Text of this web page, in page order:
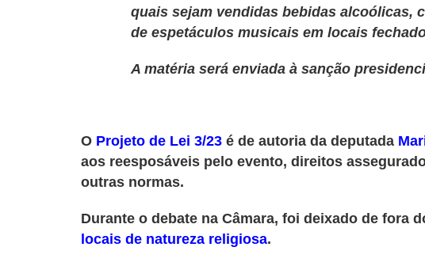
quais sejam vendidas bebidas alcoólicas,
de espetáculos musicais em locais
A matéria será enviada à sanção
O Projeto de Lei 3/23 é de autoria da deputada
aos reesposáveis pelo evento, direitos
outras normas.
Durante o debate na Câmara, foi deixado de fora
locais de natureza religiosa.